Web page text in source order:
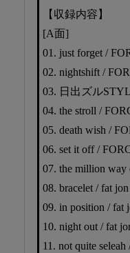
【収録内容】
[A面]
01. just forget /
02. nightshift /
03. 日出ズル
04. the stroll /
05. death wish /
06. set it off /
07. the million
08. bracelet / fat jon
09. in position / fat
10. night out / fat
11. not quite seleah